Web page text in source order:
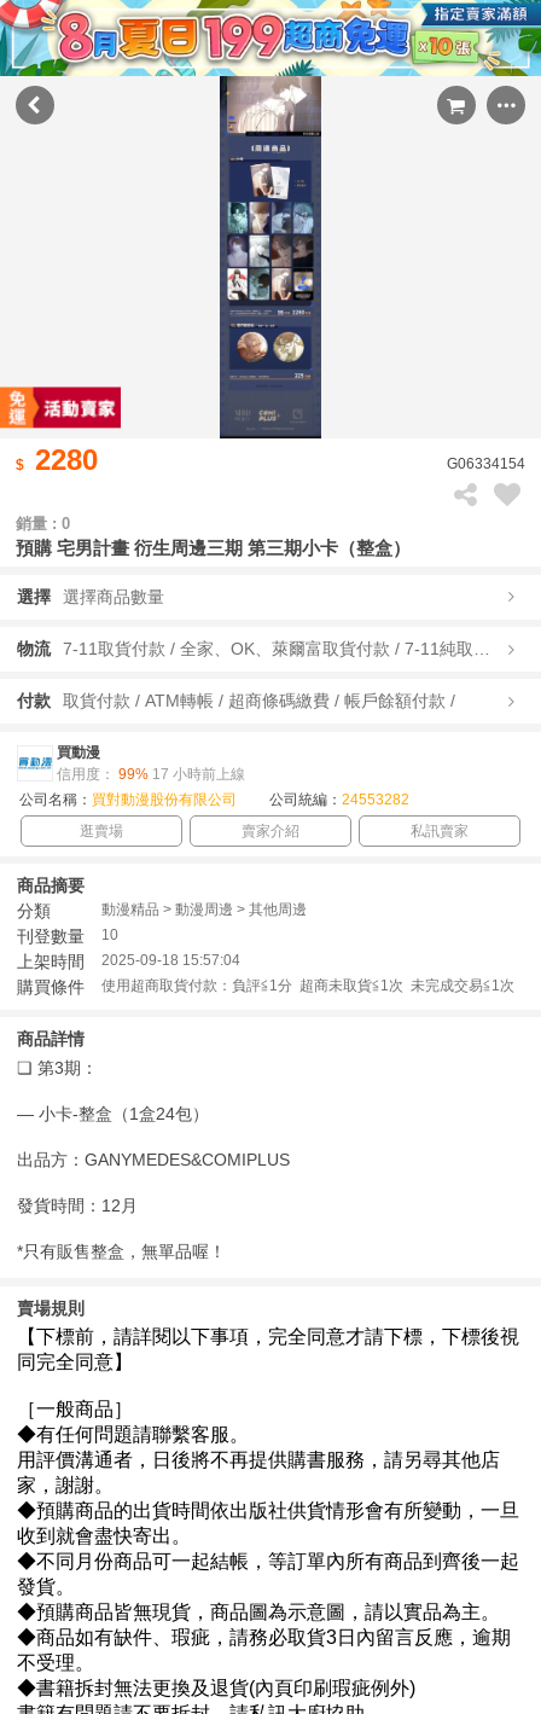
2280 G06334154
銷量 : 0
預購 宅男計畫 衍生周邊三期 第三期小卡（整盒）
選擇 選擇商品數量
物流
付款 取貨付款 / ATM轉帳 / 超商條碼繳費 / 帳戶餘額付款 /
買動漫
信用度： 99% 17 小時前上線
公司名稱： 買對動漫股份有限公司 公司統編： 24553282
逛賣場
賣家介紹 私訊賣家
商品摘要
分類
動漫精品 > 動漫周邊 > 其他周邊
刊登數量 10
上架時間 2025-09-18 15:57:04
購買條件 使用超商取貨付款：負評≦1分 超商未取貨≦1次 未完成交易≦1次
商品詳情
❏ 第3期：
— 小卡-整盒（1盒24包）
出品方：GANYMEDES&COMIPLUS
發貨時間：12月
*只有販售整盒，無單品喔！
賣場規則